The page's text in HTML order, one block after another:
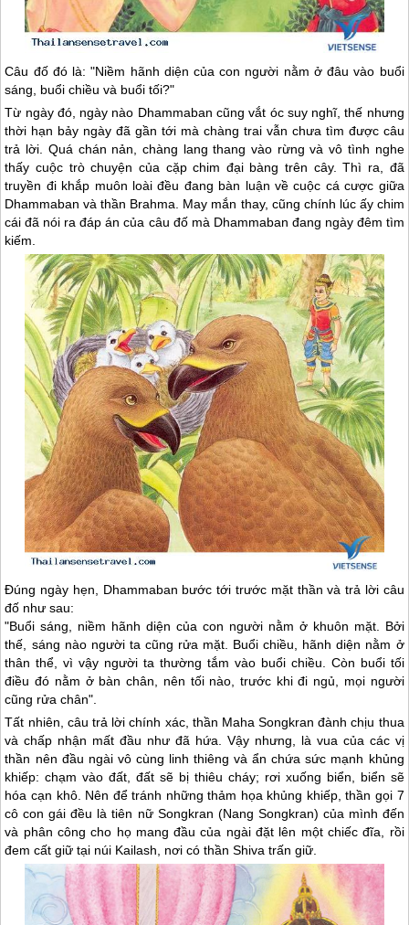
Câu đố đó là: "Niềm hãnh diện của con người nằm ở đâu vào buổi
sáng, buổi chiều và buổi tối?"
Từ ngày đó, ngày nào Dhammaban cũng vắt óc suy nghĩ, thế nhưng
thời hạn bảy ngày đã gần tới mà chàng trai vẫn chưa tìm được câu
trả lời. Quá chán nản, chàng lang thang vào rừng và vô tình nghe
thấy cuộc trò chuyện của cặp chim đại bàng trên cây. Thì ra, đã
truyền đi khắp muôn loài đều đang bàn luận về cuộc cá cược giữa
Dhammaban và thần Brahma. May mắn thay, cũng chính lúc ấy chim
cái đã nói ra đáp án của câu đố mà Dhammaban đang ngày đêm tìm
kiếm.
Đúng ngày hẹn, Dhammaban bước tới trước mặt thần và trả lời câu
đố như sau:
"Buổi sáng, niềm hãnh diện của con người nằm ở khuôn mặt. Bởi
thế, sáng nào người ta cũng rửa mặt. Buổi chiều, hãnh diện nằm ở
thân thể, vì vậy người ta thường tắm vào buổi chiều. Còn buổi tối
điều đó nằm ở bàn chân, nên tối nào, trước khi đi ngủ, mọi người
cũng rửa chân".
Tất nhiên, câu trả lời chính xác, thần Maha Songkran đành chịu thua
và chấp nhận mất đầu như đã hứa. Vậy nhưng, là vua của các vị
thần nên đầu ngài vô cùng linh thiêng và ẩn chứa sức mạnh khủng
khiếp: chạm vào đất, đất sẽ bị thiêu cháy; rơi xuống biển, biển sẽ
hóa cạn khô. Nên để tránh những thảm họa khủng khiếp, thần gọi 7
cô con gái đều là tiên nữ Songkran (Nang Songkran) của mình đến
và phân công cho họ mang đầu của ngài đặt lên một chiếc đĩa, rồi
đem cất giữ tại núi Kailash, nơi có thần Shiva trấn giữ.